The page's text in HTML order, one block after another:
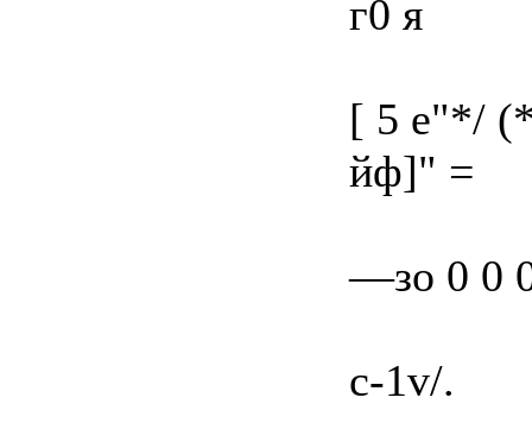
г0 я
[ 5 е"*/
йф]" =
—зо 0 0
c-1v/.